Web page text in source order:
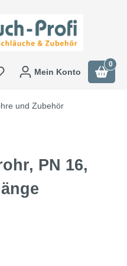
Mein Konto
0
und Zubehör
PN 16,